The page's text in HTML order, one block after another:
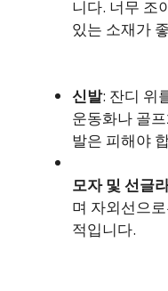
니다. 너무 조
있는 소재가
신발: 잔디 위
운동화나 골
발은 피해야
모자 및 선글
며 자외선으
적입니다.